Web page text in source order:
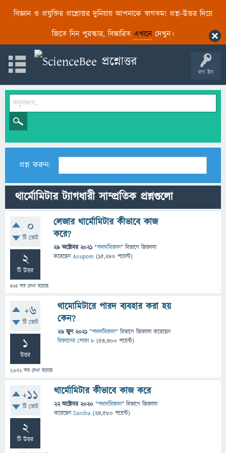
বিজ্ঞান ও প্রযুক্তির প্রশ্নোত্তর দুনিয়ায় আপনাকে স্বাগতম! প্রশ্ন-উত্তর দিয়ে
জিতে নিন পুরস্কার, বিস্তারিত এখানেদেখুন।
লগ ইন
প্রশ্ন করুন:
থার্মোমিটার ট্যাগধারী সাম্প্রতিক প্রশ্নগুলো
0
টি ভোট
2
টি উত্তর
424 বার দেখা হয়েছে
লেজার থার্মোমিটার কীভাবে কাজ
করে?
29 অক্টোবর 2021 "পদার্থবিজ্ঞান" বিভাগে জিজ্ঞাসা
করেছেনAnupom (15,280 পয়েন্ট)
+6
টি ভোট
1
উত্তর
2,851 বার দেখা হয়েছে
থামোমিটারে পারদ ব্যবহার করা হয়
কেন?
26 জুন 2021 "পদার্থবিজ্ঞান" বিভাগে জিজ্ঞাসাকরেছেন
বিজ্ঞানের পোকা ৮ (54,300 পয়েন্ট)
+11
টি ভোট
2
টি উত্তর
থার্মোমিটার কীভাবে কাজ করে
22 অক্টোবর 2020 "পদার্থবিজ্ঞান" বিভাগে জিজ্ঞাসা
করেছেনSaniha (24,580 পয়েন্ট)